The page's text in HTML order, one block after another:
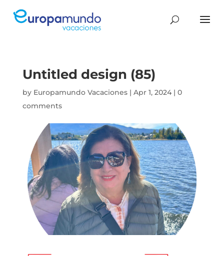
Untitled design (85)
by Europamundo Vacaciones| Apr 1, 2024| 0
comments